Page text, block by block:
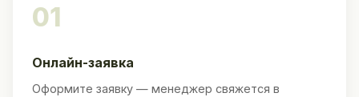
01
Онлайн-заявка
Оформите заявку — менеджер свяжется в